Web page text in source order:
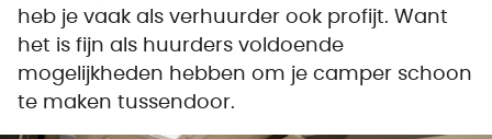
heb je vaak als verhuurder ook profijt. Want
het is fijn als huurders voldoende
mogelijkheden hebben om je camper schoon
te maken tussendoor.